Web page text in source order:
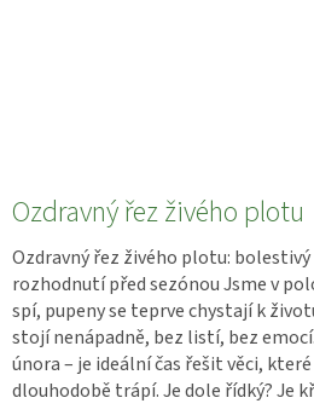
Ozdravný řez živého plotu
Ozdravný řez živého plotu:
rozhodnutí před sezónou Jsme v
spí, pupeny se teprve chystají k
stojí nenápadně, bez listí, bez
února – je ideální čas řešit věci,
dlouhodobě trápí. Je dole řídký? Je